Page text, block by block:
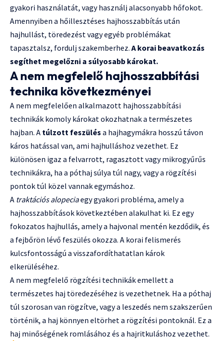
gyakori használatát, vagy használj alacsonyabb hőfokot.
Amennyiben a hőillesztéses hajhosszabbítás után
hajhullást, töredezést vagy egyéb problémákat
tapasztalsz, fordulj szakemberhez. A korai beavatkozás
segíthet megelőzni a súlyosabb károkat.
A nem megfelelő hajhosszabbítási
technika következményei
A nem megfelelően alkalmazott hajhosszabbítási
technikák komoly károkat okozhatnak a természetes
hajban. A túlzott feszülés a hajhagymákra hosszú távon
káros hatással van, ami hajhulláshoz vezethet. Ez
különösen igaz a felvarrott, ragasztott vagy mikrogyűrűs
technikákra, ha a póthaj súlya túl nagy, vagy a rögzítési
pontok túl közel vannak egymáshoz.
A traktációs alopeciaegy gyakori probléma, amely a
hajhosszabbítások következtében alakulhat ki. Ez egy
fokozatos hajhullás, amely a hajvonal mentén kezdődik, és
a fejbőrön lévő feszülés okozza. A korai felismerés
kulcsfontosságú a visszafordíthatatlan károk
elkerüléséhez.
A nem megfelelő rögzítési technikák emellett a
természetes haj töredezéséhez is vezethetnek. Ha a póthaj
túl szorosan van rögzítve, vagy a leszedés nem szakszerűen
történik, a haj könnyen eltörhet a rögzítési pontoknál. Ez a
haj minőségének romlásához és a hajritkuláshoz vezethet.